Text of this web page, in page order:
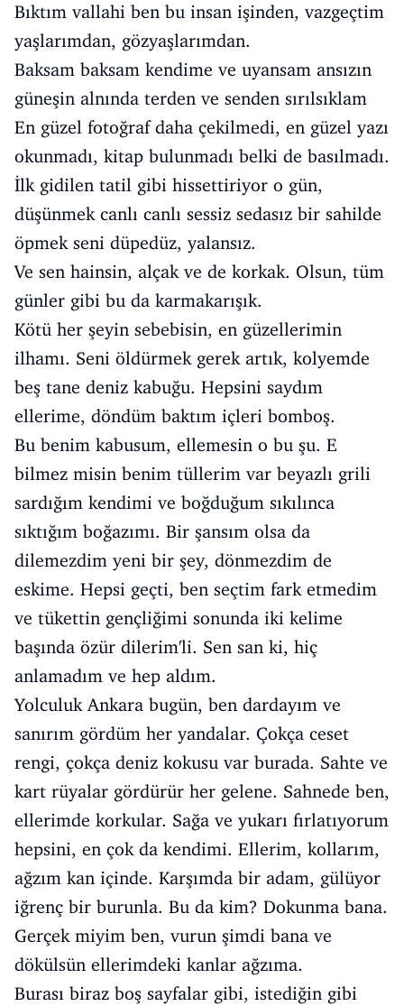
Bıktım vallahi ben bu insan işinden, vazgeçtim
yaşlarımdan, gözyaşlarımdan.
Baksam baksam kendime ve uyansam ansızın
güneşin alnında terden ve senden sırılsıklam
En güzel fotoğraf daha çekilmedi, en güzel yazı
okunmadı, kitap bulunmadı belki de basılmadı.
İlk gidilen tatil gibi hissettiriyor o gün,
düşünmek canlı canlı sessiz sedasız bir sahilde
öpmek seni düpedüz, yalansız.
Ve sen hainsin, alçak ve de korkak. Olsun, tüm
günler gibi bu da karmakarışık.
Kötü her şeyin sebebisin, en güzellerimin
ilhamı. Seni öldürmek gerek artık, kolyemde
beş tane deniz kabuğu. Hepsini saydım
ellerime, döndüm baktım içleri bomboş.
Bu benim kabusum, ellemesin o bu şu. E
bilmez misin benim tüllerim var beyazlı grili
sardığım kendimi ve boğduğum sıkılınca
sıktığım boğazımı. Bir şansım olsa da
dilemezdim yeni bir şey, dönmezdim de
eskime. Hepsi geçti, ben seçtim fark etmedim
ve tükettin gençliğimi sonunda iki kelime
başında özür dilerim'li. Sen san ki, hiç
anlamadım ve hep aldım.
Yolculuk Ankara bugün, ben dardayım ve
sanırım gördüm her yandalar. Çokça ceset
rengi, çokça deniz kokusu var burada. Sahte ve
kart rüyalar gördürür her gelene. Sahnede ben,
ellerimde korkular. Sağa ve yukarı fırlatıyorum
hepsini, en çok da kendimi. Ellerim, kollarım,
ağzım kan içinde. Karşımda bir adam, gülüyor
iğrenç bir burunla. Bu da kim? Dokunma bana.
Gerçek miyim ben, vurun şimdi bana ve
dökülsün ellerimdeki kanlar ağzıma.
Burası biraz boş sayfalar gibi, istediğin gibi